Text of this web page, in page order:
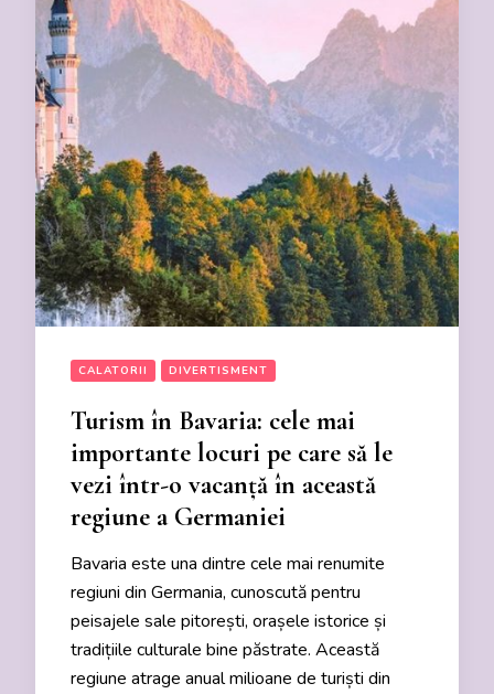
CALATORII DIVERTISMENT
Turism în Bavaria: cele mai
importante locuri pe care să le
vezi într-o vacanță în această
regiune a Germaniei
Bavaria este una dintre cele mai renumite
regiuni din Germania, cunoscută pentru
peisajele sale pitorești, orașele istorice și
tradițiile culturale bine păstrate. Această
regiune atrage anual milioane de turiști din